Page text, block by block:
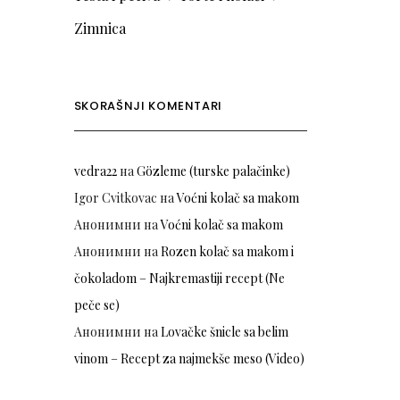
Zimnica
SKORAŠNJI KOMENTARI
vedra22наGözleme (turske palačinke)
Igor Cvitkovac наVoćni kolač sa makom
Анонимни наVoćni kolač sa makom
Анонимни наRozen kolač sa makom i
čokoladom – Najkremastiji recept (Ne
peče se)
Анонимни наLovačke šnicle sa belim
vinom – Recept za najmekše meso (Video)